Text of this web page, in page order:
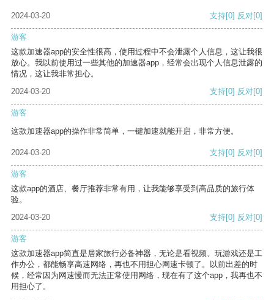
2024-03-20 支持[0] 反对[0]
游客
这款加速器app的安全性很高，使用过程中不会泄露个人信息，这让我很
放心。我以前使用过一些其他的加速器app，经常会出现个人信息泄露的
情况，这让我非常担心。
2024-03-20
支持[0] 反对[0]
游客
这款加速器app的操作非常简单，一键加速就能开启，非常方便。
2024-03-20 支持[0] 反对[0]
游客
这款app的酒店、餐厅推荐非常有用，让我能够享受到高品质的旅行体
验。
2024-03-20
支持[0] 反对[0]
游客
这款加速器app简直是居家旅行必备神器，无论是看视频、玩游戏还是工
作办公，都能畅享高速网络，再也不用担心网速卡顿了。以前出差的时
候，经常因为网速慢而无法正常使用网络，现在有了这个app，我再也不
用担心了。